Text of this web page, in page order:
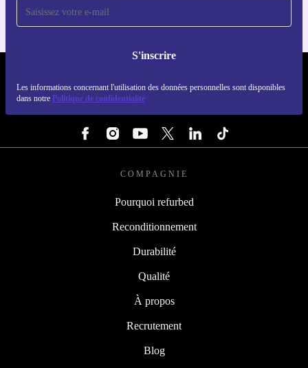
S'inscrire
Les informations concernant l'utilisation des données personnelles sont disponibles
dans notre Politique de confidentialité
COMPAGNIE
Pourquoi refurbed
Reconditionnement
Durabilité
Qualité
À propos
Recrutement
Blog